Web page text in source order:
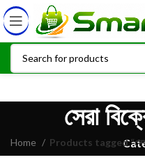
সেরা
Home Products tagged “সেরা